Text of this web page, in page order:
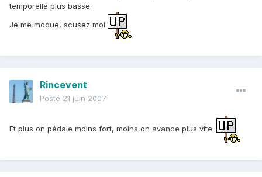
temporelle plus basse.
Je me moque, scusez moi
Rincevent
Posté 21 juin 2007
Et plus on pédale moins fort, moins on avance plus vite.